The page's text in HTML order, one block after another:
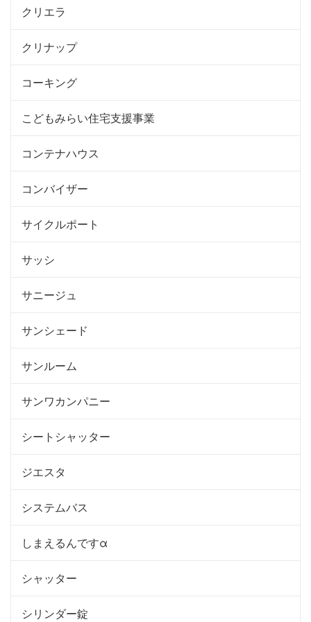
クリエラ
クリナップ
コーキング
こどもみらい住宅支援事業
コンテナハウス
コンバイザー
サイクルポート
サッシ
サニージュ
サンシェード
サンルーム
サンワカンパニー
シートシャッター
ジエスタ
システムバス
しまえるんですα
シャッター
シリンダー錠